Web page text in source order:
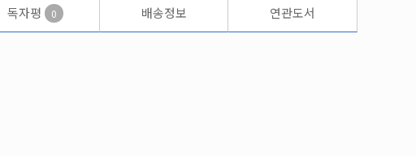
독자평 0 배송정보 연관도서